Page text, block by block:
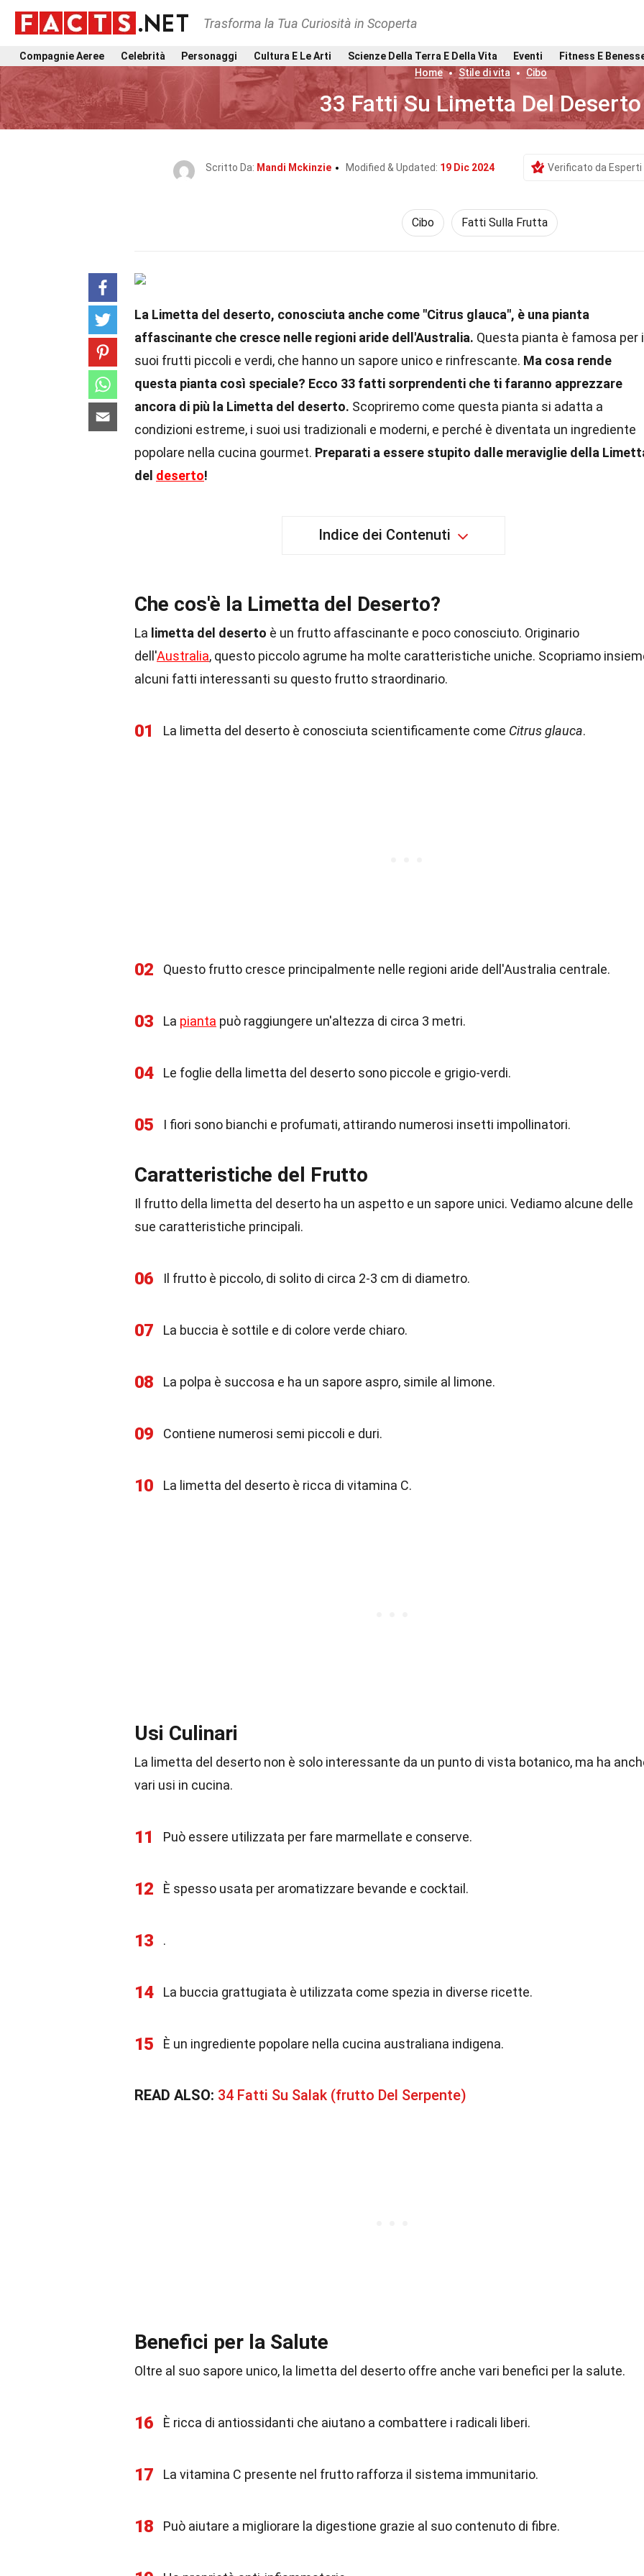
Trasforma la Tua Curiosità in Scoperta
Compagnie Aeree Celebrità Personaggi Cultura E Le Arti Scienze Della Terra E Della Vita Eventi
Fitness E
Home
Stile di vita Cibo
33 Fatti Su Limetta Del Deserto
Scritto Da: Mandi Mckinzie Modified & Updated: 19 Dic 2024 Verificato da Esperti
Cibo Fatti Sulla Frutta
La Limetta del deserto, conosciuta anche come "Citrus glauca", è una pianta
affascinante che cresce nelle regioni aride dell'Australia. Questa pianta è famosa per i
suoi frutti piccoli e verdi, che hanno un sapore unico e rinfrescante. Ma cosa rende
questa pianta così speciale? Ecco 33 fatti sorprendenti che ti faranno apprezzare
ancora di più la Limetta del deserto. Scopriremo come questa pianta si adatta a
condizioni estreme, i suoi usi tradizionali e moderni, e perché è diventata un ingrediente
popolare nella cucina gourmet. Preparati a essere stupito dalle meraviglie della
del deserto!
Indice dei Contenuti
Che cos'è la Limetta del Deserto?
La limetta del deserto è un frutto affascinante e poco conosciuto. Originario
dell'Australia, questo piccolo agrume ha molte caratteristiche uniche. Scopriamo
alcuni fatti interessanti su questo frutto straordinario.
01 La limetta del deserto è conosciuta scientificamente come Citrus glauca.
02 Questo frutto cresce principalmente nelle regioni aride dell'Australia centrale.
03 La pianta può raggiungere un'altezza di circa 3 metri.
04 Le foglie della limetta del deserto sono piccole e grigio-verdi.
05 I fiori sono bianchi e profumati, attirando numerosi insetti impollinatori.
Caratteristiche del Frutto
Il frutto della limetta del deserto ha un aspetto e un sapore unici. Vediamo alcune delle
sue caratteristiche principali.
06 Il frutto è piccolo, di solito di circa 2-3 cm di diametro.
07 La buccia è sottile e di colore verde chiaro.
08 La polpa è succosa e ha un sapore aspro, simile al limone.
09 Contiene numerosi semi piccoli e duri.
10 La limetta del deserto è ricca di vitamina C.
Usi Culinari
La limetta del deserto non è solo interessante da un punto di vista botanico, ma ha
vari usi in cucina.
11 Può essere utilizzata per fare marmellate e conserve.
12 È spesso usata per aromatizzare bevande e cocktail.
13 .
14 La buccia grattugiata è utilizzata come spezia in diverse ricette.
15 È un ingrediente popolare nella cucina australiana indigena.
READ ALSO: 34 Fatti Su Salak (frutto Del Serpente)
Benefici per la Salute
Oltre al suo sapore unico, la limetta del deserto offre anche vari benefici per la salute.
16 È ricca di antiossidanti che aiutano a combattere i radicali liberi.
17 La vitamina C presente nel frutto rafforza il sistema immunitario.
18 Può aiutare a migliorare la digestione grazie al suo contenuto di fibre.